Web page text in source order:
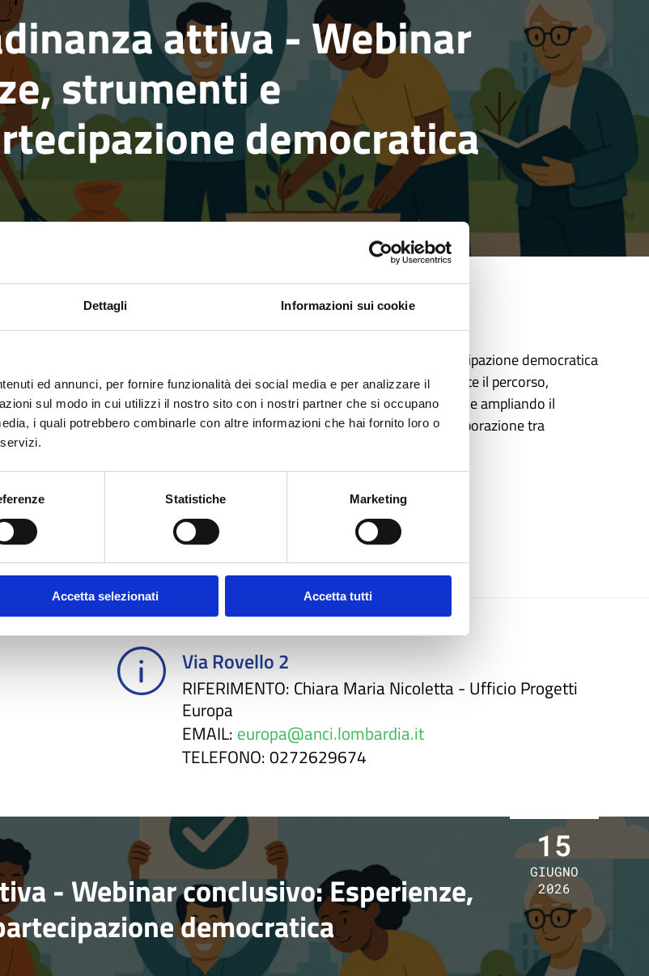
Dettagli Informazioni sui cookie
ed annunci, per fornire funzionalità dei social media e per analizzare il
sul modo in cui utilizzi il nostro sito con i nostri partner che si occupano
i quali potrebbero combinarle con altre informazioni che hai fornito loro o
Statistiche Marketing
Accetta selezionati Accetta tutti
attiva - Webinar
strumenti e
democratica
ONLINE
aperto al pubblico
sui temi della cittadinanza attiva e della partecipazione democratica
la condivisione di esperienze, strumenti e pratiche emerse durante il percorso,
e modelli di partecipazione, favorendo la diffusione dei risultati raggiunti e ampliando il
interessati. Un’occasione per riflettere sulle prospettive future della collaborazione tra
Via Rovello 2
RIFERIMENTO: Chiara Maria Nicoletta - Ufficio Progetti
Europa
EMAIL: europa@anci.lombardia.it
TELEFONO: 0272629674
- Webinar conclusivo: Esperienze,
democratica
15
GIUGNO
2026